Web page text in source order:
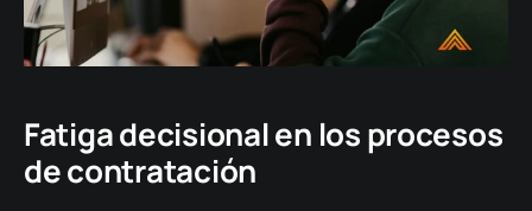
Fatiga decisional en los procesos
de contratación